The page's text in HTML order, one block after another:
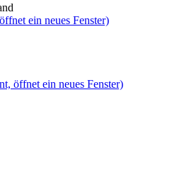
ein neues Fenster)
öffnet ein neues Fenster)